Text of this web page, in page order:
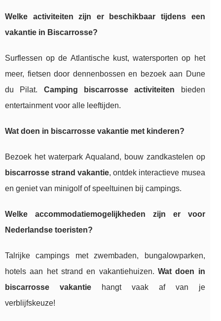
Welke activiteiten zijn er beschikbaar tijdens een
vakantie in Biscarrosse?
Surflessen op de Atlantische kust, watersporten op het
meer, fietsen door dennenbossen en bezoek aan Dune
du Pilat. Camping biscarrosse activiteiten bieden
entertainment voor alle leeftijden.
Wat doen in biscarrosse vakantie met kinderen?
Bezoek het waterpark Aqualand, bouw zandkastelen op
biscarrosse strand vakantie, ontdek interactieve musea
en geniet van minigolf of speeltuinen bij campings.
Welke accommodatiemogelijkheden zijn er voor
Nederlandse toeristen?
Talrijke campings met zwembaden, bungalowparken,
hotels aan het strand en vakantiehuizen. Wat doen in
biscarrosse vakantiehangt vaak af van je
verblijfskeuze!